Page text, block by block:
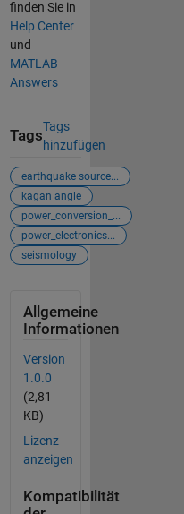
finden Sie in
Help Center
und
MATLAB
Answers
Tags
Tags
hinzufügen
earthquake source...
kagan angle
power_conversion_...
power_electronics...
seismology
Allgemeine
Informationen
Version
1.0.0
(2,81
KB)
Lizenz
anzeigen
Kompatibilität